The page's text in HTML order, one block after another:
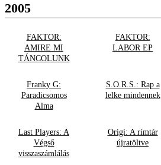
2005
FAKTOR:
AMIRE MI
TÁNCOLUNK
FAKTOR:
LABOR EP
Franky G:
Paradicsomos
Alma
S.O.R.S.: Rap a
lelke mindennek
Last Players: A
Végső
visszaszámlálás
Origi: A rímtár
újratöltve